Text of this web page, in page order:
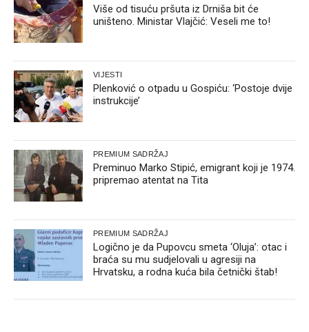
Više od tisuću pršuta iz Drniša bit će
uništeno. Ministar Vlajčić: Veseli me to!
VIJESTI
Plenković o otpadu u Gospiću: ‘Postoje dvije
instrukcije’
PREMIUM SADRŽAJ
Preminuo Marko Stipić, emigrant koji je 1974.
pripremao atentat na Tita
PREMIUM SADRŽAJ
Logično je da Pupovcu smeta ‘Oluja’: otac i
braća su mu sudjelovali u agresiji na
Hrvatsku, a rodna kuća bila četnički štab!